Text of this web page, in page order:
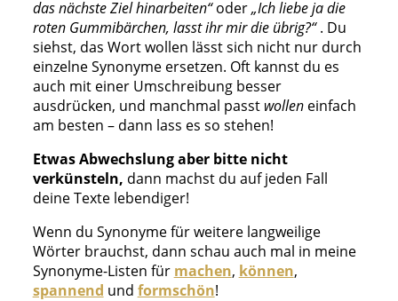
das nächste Ziel hinarbeiten“oder„Ich liebe ja die
roten Gummibärchen, lasst ihr mir die übrig?“. Du
siehst, das Wort wollen lässt sich nicht nur durch
einzelne Synonyme ersetzen. Oft kannst du es
auch mit einer Umschreibung besser
ausdrücken, und manchmal passt wolleneinfach
am besten – dann lass es so stehen!
Etwas Abwechslung aber bitte nicht
verkünsteln, dann machst du auf jeden Fall
deine Texte lebendiger!
Wenn du Synonyme für weitere langweilige
Wörter brauchst, dann schau auch mal in meine
Synonyme-Listen für machen, können,
spannend und formschön!